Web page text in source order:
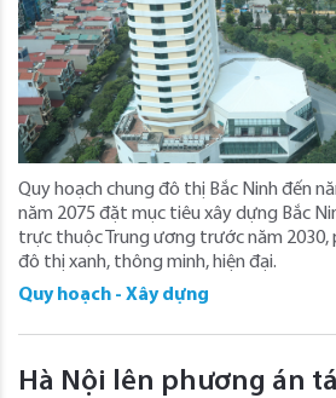
Quy hoạch chung đô thị Bắc Ninh đến
năm 2075 đặt mục tiêu xây dựng Bắc
trực thuộc Trung ương trước năm
đô thị xanh, thông minh, hiện đại.
Quy hoạch - Xây dựng
Hà Nội lên phương án